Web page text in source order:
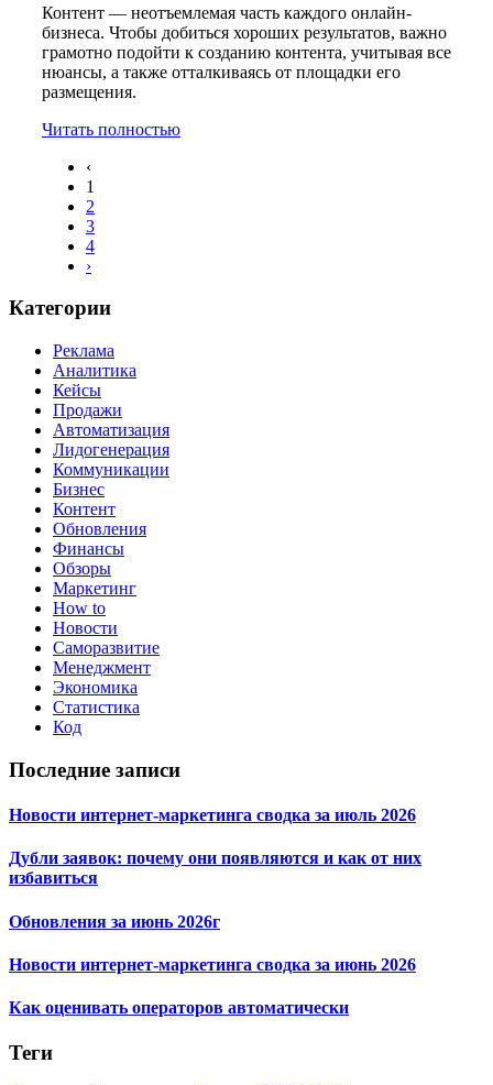
Контент — неотъемлемая часть каждого онлайн-
бизнеса. Чтобы добиться хороших результатов, важно
грамотно подойти к созданию контента, учитывая все
нюансы, а также отталкиваясь от площадки его
размещения.
Читать полностью
‹
1
2
3
4
›
Категории
Реклама
Аналитика
Кейсы
Продажи
Автоматизация
Лидогенерация
Коммуникации
Бизнес
Контент
Обновления
Финансы
Обзоры
Маркетинг
How to
Новости
Саморазвитие
Менеджмент
Экономика
Статистика
Код
Последние записи
Новости интернет-маркетинга сводка за июль 2026
Дубли заявок: почему они появляются и как от них
избавиться
Обновления за июнь 2026г
Новости интернет-маркетинга сводка за июнь 2026
Как оценивать операторов автоматически
Теги